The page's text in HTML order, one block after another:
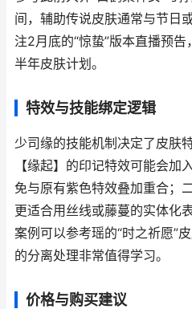
间，辅助传说皮肤通常与节日
注2月底的“惊蛰”版本直播预
半年皮肤计划。
特效与技能绑定逻辑
少司缘的技能机制决定了皮肤
【缘起】的印记特效可能会加
免与原有紫色特效叠加重合；
更适合用丝线或藤蔓的实体化
案例可以参考瑶的“时之祈愿”
的分离处理非常值得学习。
价格与购买建议